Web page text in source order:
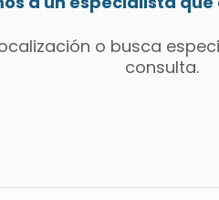
o busca
consulta.